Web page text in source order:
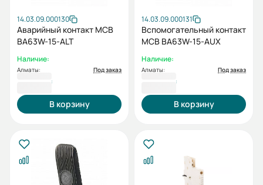
14.03.09.000130
Аварийный контакт MCB
BA63W-15-ALT
Наличие:
Алматы: Под заказ
В корзину
14.03.09.000131
Вспомогательный контакт
MCB BA63W-15-AUX
Наличие:
Алматы: Под заказ
В корзину